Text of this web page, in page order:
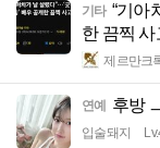
기타 “기아
한 끔찍 사
제르만크
연예 후방
입술돼지